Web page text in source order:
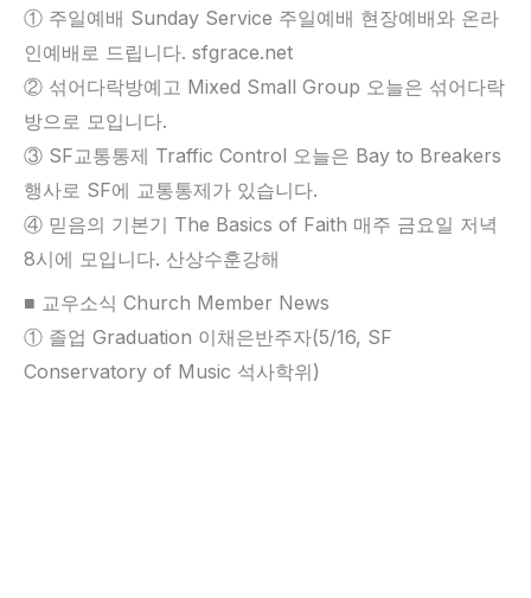
① 주일예배 Sunday Service 주일예배 현장예배와 온라
인예배로 드립니다. sfgrace.net
② 섞어다락방예고 Mixed Small Group 오늘은 섞어다락
방으로 모입니다.
③ SF교통통제 Traffic Control 오늘은 Bay to Breakers
행사로 SF에 교통통제가 있습니다.
④ 믿음의 기본기 The Basics of Faith 매주 금요일 저녁
8시에 모입니다. 산상수훈강해
■ 교우소식 Church Member News
① 졸업 Graduation 이채은반주자(5/16, SF
Conservatory of Music 석사학위)